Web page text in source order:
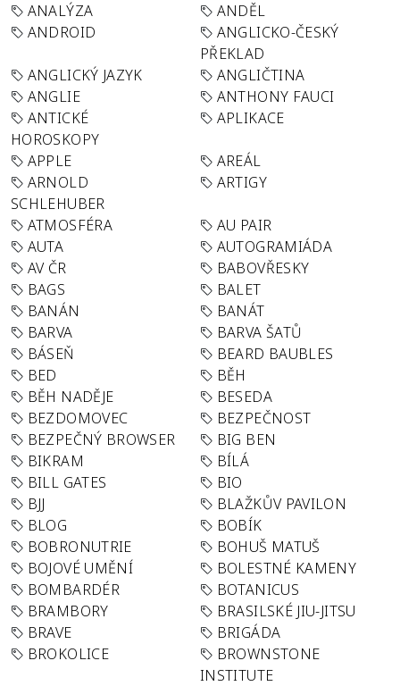
ANALÝZA
ANDĚL
ANDROID
ANGLICKO-ČESKÝ
PŘEKLAD
ANGLICKÝ JAZYK
ANGLIČTINA
ANGLIE
ANTHONY FAUCI
ANTICKÉ
HOROSKOPY
APLIKACE
APPLE
AREÁL
ARNOLD
SCHLEHUBER
ARTIGY
ATMOSFÉRA
AU PAIR
AUTA
AUTOGRAMIÁDA
AV ČR
BABOVŘESKY
BAGS
BALET
BANÁN
BANÁT
BARVA
BARVA ŠATŮ
BÁSEŇ
BEARD BAUBLES
BED
BĚH
BĚH NADĚJE
BESEDA
BEZDOMOVEC
BEZPEČNOST
BEZPEČNÝ BROWSER
BIG BEN
BIKRAM
BÍLÁ
BILL GATES
BIO
BJJ
BLAŽKŮV PAVILON
BLOG
BOBÍK
BOBRONUTRIE
BOHUŠ MATUŠ
BOJOVÉ UMĚNÍ
BOLESTNÉ KAMENY
BOMBARDÉR
BOTANICUS
BRAMBORY
BRASILSKÉ JIU-JITSU
BRAVE
BRIGÁDA
BROKOLICE
BROWNSTONE
INSTITUTE